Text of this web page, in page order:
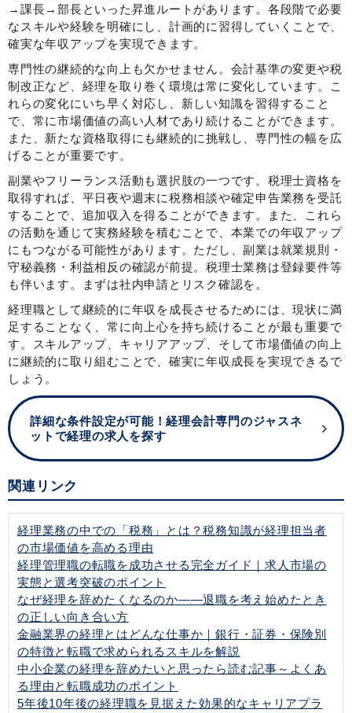
→課長→部長といった昇進ルートがあります。各段階で必要
なスキルや経験を明確にし、計画的に習得していくことで、
確実な年収アップを実現できます。
専門性の継続的な向上も欠かせません。会計基準の変更や税
制改正など、経理を取り巻く環境は常に変化しています。こ
れらの変化にいち早く対応し、新しい知識を習得すること
で、常に市場価値の高い人材であり続けることができます。
また、新たな資格取得にも継続的に挑戦し、専門性の幅を広
げることが重要です。
副業やフリーランス活動も選択肢の一つです。税理士資格を
取得すれば、平日夜や週末に税務相談や確定申告業務を受託
することで、追加収入を得ることができます。また、これら
の活動を通じて実務経験を積むことで、本業での年収アップ
にもつながる可能性があります。ただし、副業は就業規則・
守秘義務・利益相反の確認が前提。税理士業務は登録要件等
も伴います。まずは社内申請とリスク確認を。
経理職として継続的に年収を成長させるためには、現状に満
足することなく、常に向上心を持ち続けることが最も重要で
す。スキルアップ、キャリアアップ、そして市場価値の向上
に継続的に取り組むことで、確実に年収成長を実現できるで
しょう。
詳細な条件設定が可能！経理会計専門のジャスネ
ットで経理の求人を探す
関連リンク
経理業務の中での「税務」とは？税務知識が経理担当者
の市場価値を高める理由
経理管理職の転職を成功させる完全ガイド｜求人市場の
実態と選考突破のポイント
なぜ経理を辞めたくなるのか——退職を考え始めたとき
の正しい向き合い方
金融業界の経理とはどんな仕事か｜銀行・証券・保険別
の特徴と転職で求められるスキルを解説
中小企業の経理を辞めたいと思ったら読む記事～よくあ
る理由と転職成功のポイント
5年後10年後の経理職を見据えた効果的なキャリアプラ